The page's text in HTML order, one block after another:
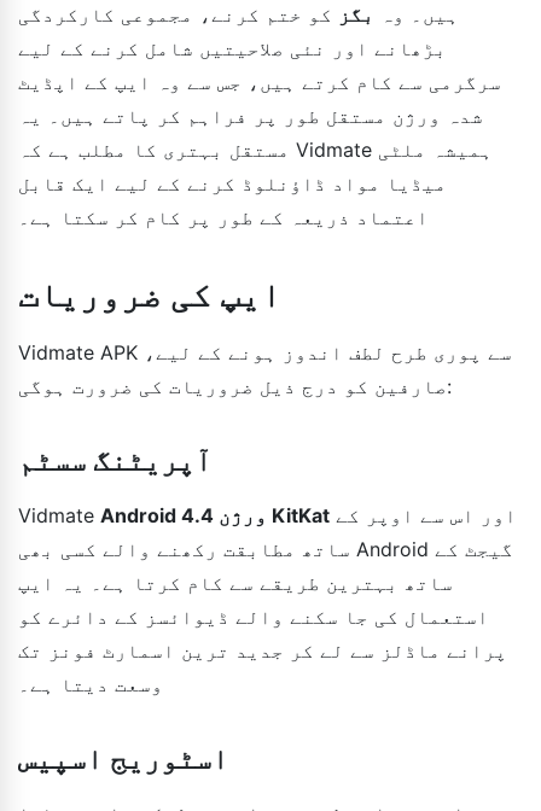
ہیں۔ وہ
بگز کو ختم کرنے، مجموعی کارکردگی
بڑھانے اور نئی صلاحیتیں شامل کرنے کے لیے
سرگرمی سے کام کرتے ہیں، جس سے وہ ایپ کے اپڈیٹ
شدہ ورژن مستقل طور پر فراہم کر پاتے ہیں۔ یہ
مستقل بہتری کا مطلب ہے کہ Vidmate ہمیشہ ملٹی
میڈیا مواد ڈاؤنلوڈ کرنے کے لیے ایک قابل
اعتماد ذریعہ کے طور پر کام کر سکتا ہے۔
ایپ کی ضروریات
Vidmate APK سے پوری طرح لطف اندوز ہونے کے لیے،
صارفین کو درج ذیل ضروریات کی ضرورت ہوگی:
آپریٹنگ سسٹم
Vidmate Android ورژن 4.4 KitKat
ساتھ مطابقت رکھنے والے کسی بھی Android گیجٹ کے
ساتھ بہترین طریقے سے کام کرتا ہے۔ یہ ایپ
استعمال کی جا سکنے والے ڈیوائسز کے دائرے کو
پرانے ماڈلز سے لے کر جدید ترین اسمارٹ فونز تک
وسعت دیتا ہے۔
اسٹوریج اسپیس